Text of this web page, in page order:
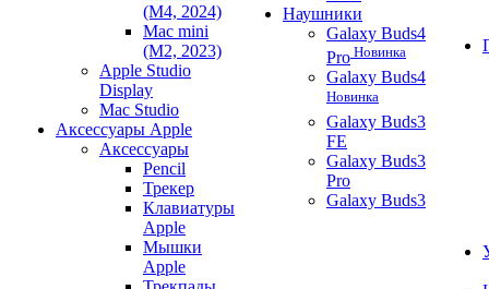
(M4, 2024)
Mac mini
(M2, 2023)
Apple Studio
Display
Mac Studio
Аксессуары Apple
Аксессуары
Pencil
Трекер
Клавиатуры
Apple
Мышки
Apple
Наушники
Galaxy Buds4
Pro Новинка
Galaxy Buds4
Новинка
Galaxy Buds3
FE
Galaxy Buds3
Pro
Galaxy Buds3